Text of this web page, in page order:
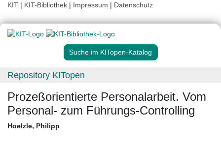
KIT | KIT-Bibliothek | Impressum | Datenschutz
Suche im KITopen-Katalog
Repository KITopen
Prozeßorientierte Personalarbeit. Vom
Personal- zum Führungs-Controlling
Hoelzle, Philipp